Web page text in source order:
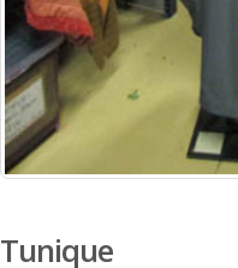
Tunique